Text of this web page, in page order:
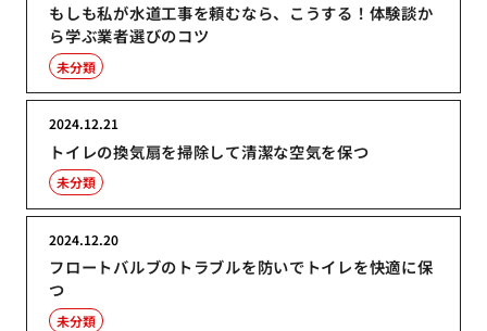
もしも私が水道工事を頼むなら、こうする！体験談か
ら学ぶ業者選びのコツ
未分類
トイレの換気扇を掃除して清潔な空気を保つ
2024.12.21
未分類
フロートバルブのトラブルを防いでトイレを快適に保
つ
2024.12.20
未分類